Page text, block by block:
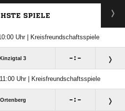
ANZEIGE
SPIELE
Uhr | Kreisfreundschaftsspiele
3 : 
Uhr | Kreisfreundschaftsspiele
: 